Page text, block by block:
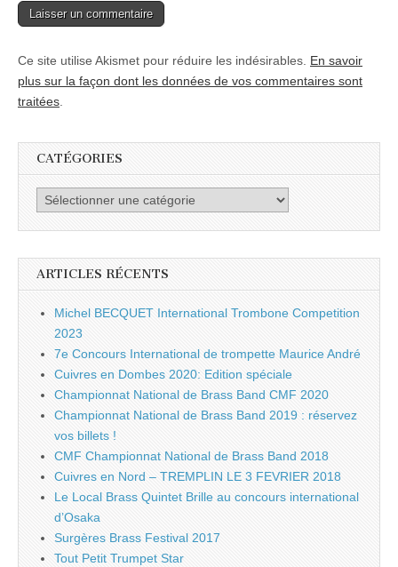
Ce site utilise Akismet pour réduire les indésirables. En savoir
plus sur la façon dont les données de vos commentaires sont
traitées.
CATÉGORIES
Catégories
ARTICLES RÉCENTS
Michel BECQUET International Trombone Competition
2023
7e Concours International de trompette Maurice André
Cuivres en Dombes 2020: Edition spéciale
Championnat National de Brass Band CMF 2020
Championnat National de Brass Band 2019 : réservez
vos billets !
CMF Championnat National de Brass Band 2018
Cuivres en Nord – TREMPLIN LE 3 FEVRIER 2018
Le Local Brass Quintet Brille au concours international
d’Osaka
Surgères Brass Festival 2017
Tout Petit Trumpet Star